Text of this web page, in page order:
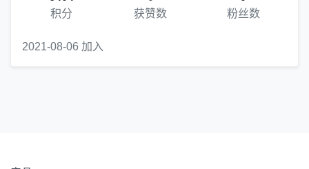
积分
获赞数
粉丝数
2021-08-06 加入